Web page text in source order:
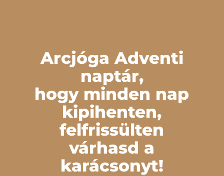
Arcjóga Adventi
naptár,
hogy minden nap
kipihenten,
felfrissülten
várhasd a
karácsonyt!